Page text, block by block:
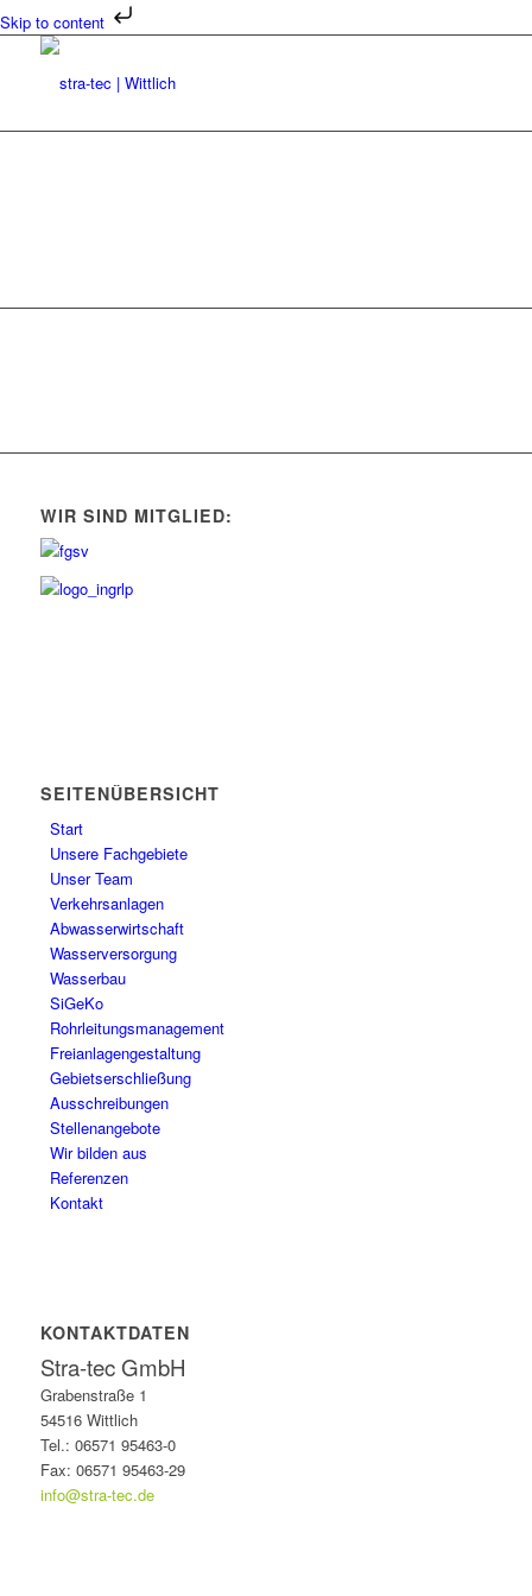
Skip to content
WIR SIND MITGLIED:
SEITENÜBERSICHT
Start
Unsere Fachgebiete
Unser Team
Verkehrsanlagen
Abwasserwirtschaft
Wasserversorgung
Wasserbau
SiGeKo
Rohrleitungsmanagement
Freianlagengestaltung
Gebietserschließung
Ausschreibungen
Stellenangebote
Wir bilden aus
Referenzen
Kontakt
KONTAKTDATEN
Stra-tec GmbH
Grabenstraße 1
54516 Wittlich
Tel.: 06571 95463-0
Fax: 06571 95463-29
info@stra-tec.de